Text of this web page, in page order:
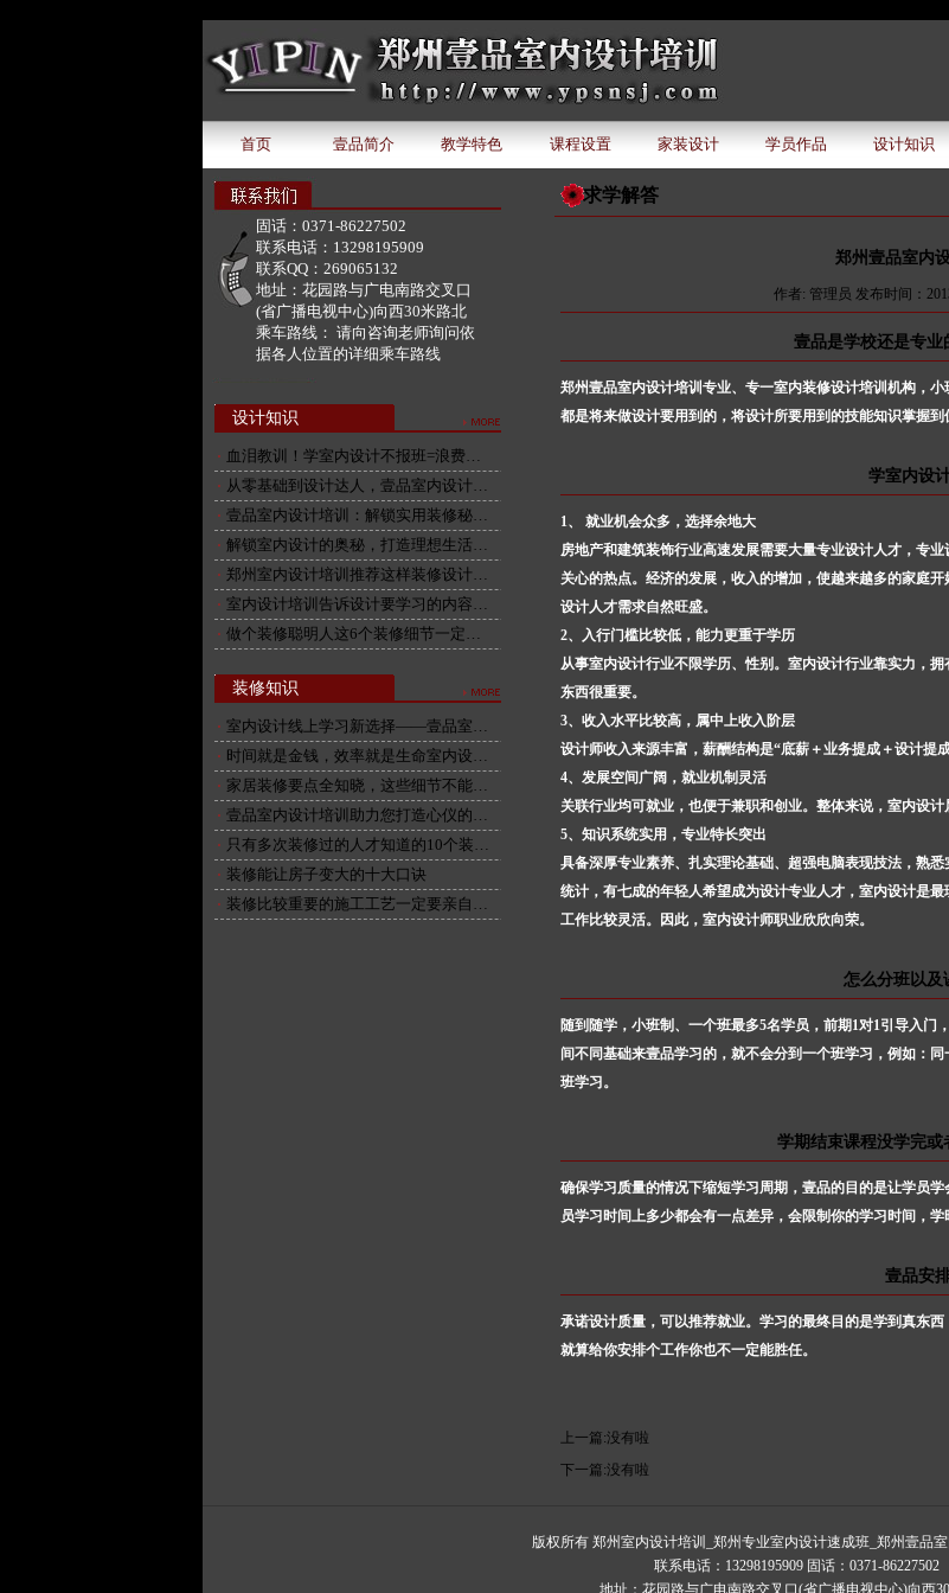
首页 壹品简介 教学特色 课程设置 家装设计 学员作品 设计知识
固话： 0371-86227502
联系电话： 13298195909
联系QQ： 269065132
地址： 花园路与广电南路交叉口
(省广播电视中心)向西30米路北
乘车路线： 请向咨询老师询问依
据各人位置的详细乘车路线
设计知识
血泪教训！学室内设计不报班=浪费…
从零基础到设计达人，壹品室内设计…
壹品室内设计培训：解锁实用装修秘…
解锁室内设计的奥秘，打造理想生活…
郑州室内设计培训推荐这样装修设计…
室内设计培训告诉设计要学习的内容…
做个装修聪明人这6个装修细节一定…
装修知识
室内设计线上学习新选择——壹品室…
时间就是金钱，效率就是生命室内设…
家居装修要点全知晓，这些细节不能…
壹品室内设计培训助力您打造心仪的…
只有多次装修过的人才知道的10个装…
装修能让房子变大的十大口诀
装修比较重要的施工工艺一定要亲自…
求学解答
郑州壹品室内
作者: 管理员 发布时间：
壹品是学校还是专业
郑州壹品室内设计培训专业、专一室内装修设计培训机构，
都是将来做设计要用到的，将设计所要用到的技能知识掌握到
学室内设
1、 就业机会众多，选择余地大
房地产和建筑装饰行业高速发展需要大量专业设计人才，专
关心的热点。经济的发展，收入的增加，使越来越多的家庭
设计人才需求自然旺盛。
2、入行门槛比较低，能力更重于学历
从事室内设计行业不限学历、性别。室内设计行业靠实力，
东西很重要。
3、收入水平比较高，属中上收入阶层
设计师收入来源丰富，薪酬结构是“底薪＋业务提成＋设计提成
4、发展空间广阔，就业机制灵活
关联行业均可就业，也便于兼职和创业。整体来说，室内设计
5、知识系统实用，专业特长突出
具备深厚专业素养、扎实理论基础、超强电脑表现技法，熟
统计，有七成的年轻人希望成为设计专业人才，室内设计是
工作比较灵活。因此，室内设计师职业欣欣向荣。
怎么分班以及
随到随学，小班制、一个班最多5名学员，前期1对1引导入
间不同基础来壹品学习的，就不会分到一个班学习，例如：
班学习。
学期结束课程没学完或
确保学习质量的情况下缩短学习周期，壹品的目的是让学员
员学习时间上多少都会有一点差异，会限制你的学习时间，
壹品安
承诺设计质量，可以推荐就业。学习的最终目的是学到真东
就算给你安排个工作你也不一定能胜任。
上一篇:没有啦
下一篇:没有啦
版权所有 郑州室内设计培训_郑州专业室内设计速成班_郑州壹品
联系电话：13298195909 固话：0371-86227502
地址：花园路与广电南路交叉口(省广播电视中心)向西